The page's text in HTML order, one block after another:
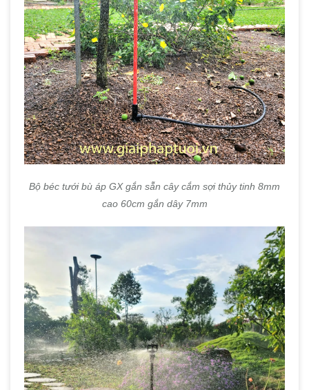
Bộ béc tưới bù áp GX gắn sẵn cây cắm sợi thủy tinh 8mm
cao 60cm gắn dây 7mm